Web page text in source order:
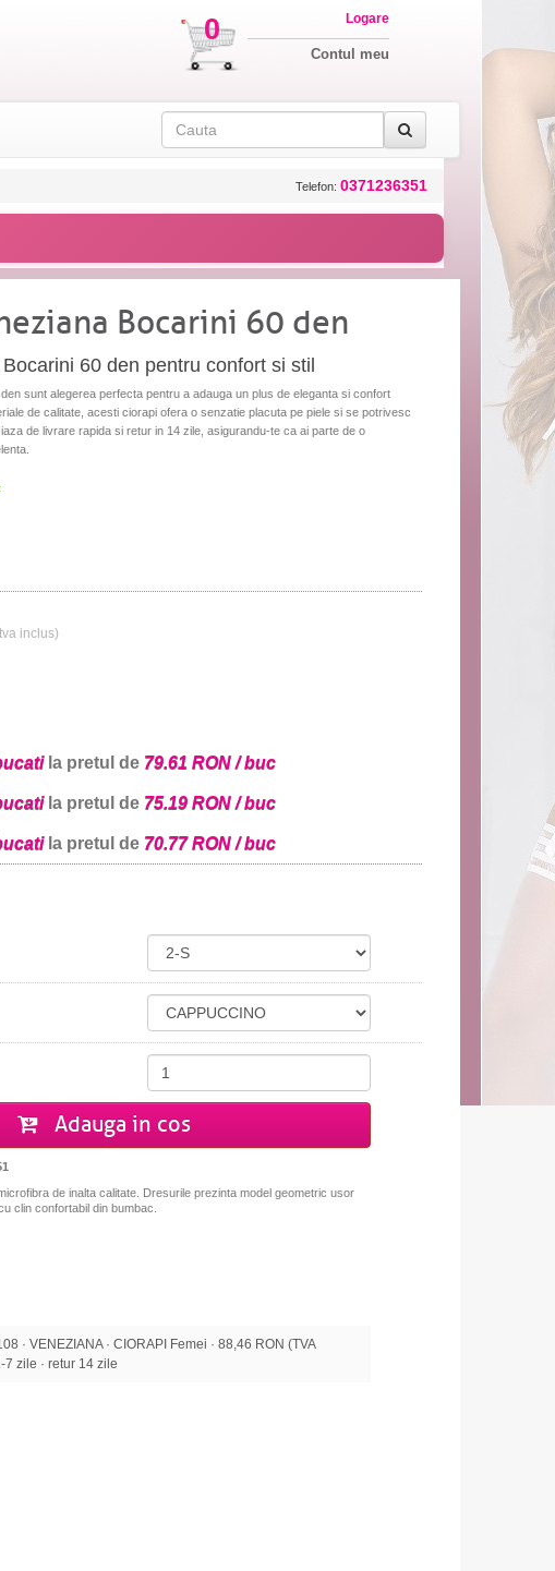
0 Logare
Contul meu
Telefon: 0371236351
Bocarini 60 den
60 den pentru confort si stil
sunt alegerea perfecta pentru a adauga un plus de eleganta si confort
de calitate, acesti ciorapi ofera o senzatie placuta pe piele si se potrivesc
de livrare rapida si retur in 14 zile, asigurandu-te ca ai parte de o
inclus)
la pretul de 79.61 RON / buc
la pretul de 75.19 RON / buc
la pretul de 70.77 RON / buc
Adauga in cos
de inalta calitate. Dresurile prezinta model geometric usor
clin confortabil din bumbac.
· VENEZIANA · CIORAPI Femei · 88,46 RON (TVA
7 zile · retur 14 zile